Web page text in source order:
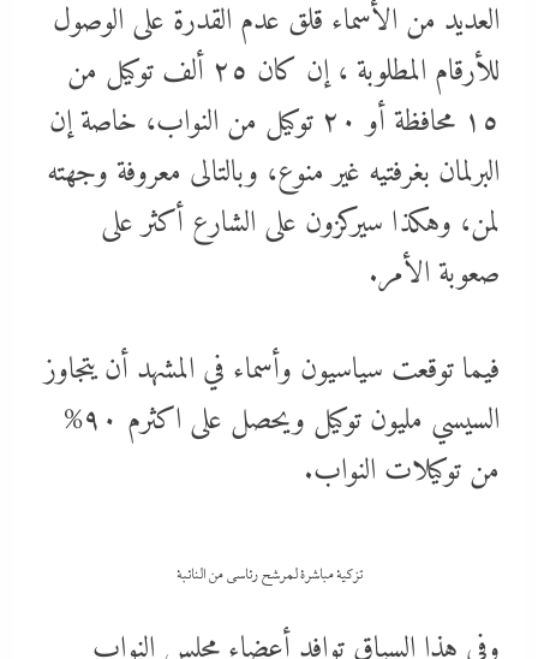
العديد من الأسماء قلق عدم القدرة على الوصول
للأرقام المطلوبة ، إن كان ٢٥ ألف توكيل من
١٥ محافظة أو ٢٠ توكيل من النواب، خاصة إن
البرلمان بغرفتيه غير منوع، وبالتالى معروفة وجهته
لمن، وهكذا سيركزون على الشارع أكثر على
صعوبة الأمر.
فيما توقعت سياسيون وأسماء في المشهد أن يتجاوز
السيسي مليون توكيل ويحصل على اكثرم ٩٠%
من توكيلات النواب.
تزكية مباشرة لمرشح رئاسي من النائبة